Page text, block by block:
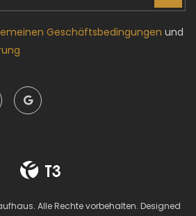
Geschäftsbedingungen und
Alle Rechte vorbehalten. Designed